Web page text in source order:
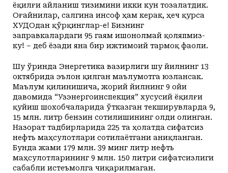
ёқилғи айланиш тизимини икки кун тозалатдик.
Оғайнилар, салгина инсоф ҳам керак, ҳеч қурса
ХУДОдан қўрқинглар-е! Бизнинг
заправкалардаги 95 гаям ишонолмай қоляпмиз-
ку! – деб ёзади яна бир ижтимоий тармоқ фаоли.
Шу ўринда Энергетика вазирлиги шу йилнинг 13
октябрида эълон қилган маълумотга юзлансак.
Маълум қилинишича, жорий йилнинг 9 ойи
давомида “Узэнергоинспекция” хусусий ёқилғи
қуйиш шохобчаларида ўтказган текширувларда 9,
15 млн. литр бензин сотилишининг олди олинган.
Назорат тадбирларида 225 та ҳолатда сифатсиз
нефть маҳсулотлари сотилаётгани аниқланган.
Бунда жами 179 млн. 39 минг литр нефть
маҳсулотларининг 9 млн. 150 литри сифатсизлиги
сабабли истеъмолга чиқарилмаган.